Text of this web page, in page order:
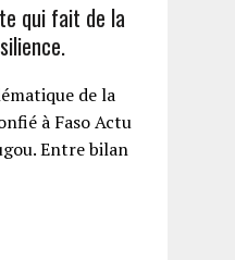
qui fait de la
de la
à Faso Actu
Entre bilan